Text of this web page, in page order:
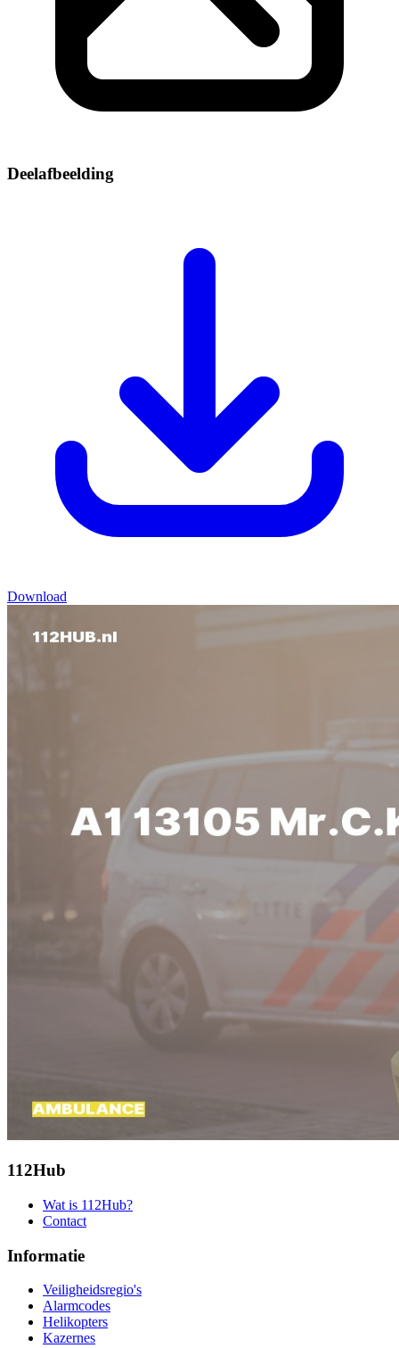
Deelafbeelding
Download
112Hub
Wat is 112Hub?
Contact
Informatie
Veiligheidsregio's
Alarmcodes
Helikopters
Kazernes